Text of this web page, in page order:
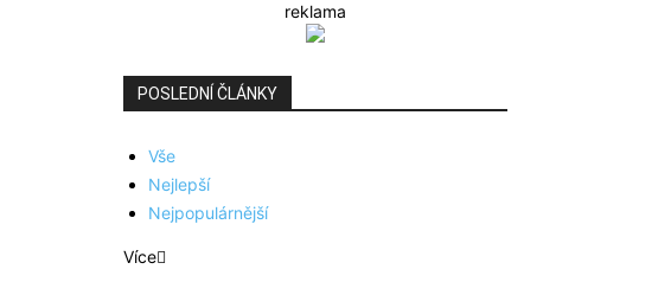
reklama
POSLEDNÍ ČLÁNKY
Vše
Nejlepší
Nejpopulárnější
Více